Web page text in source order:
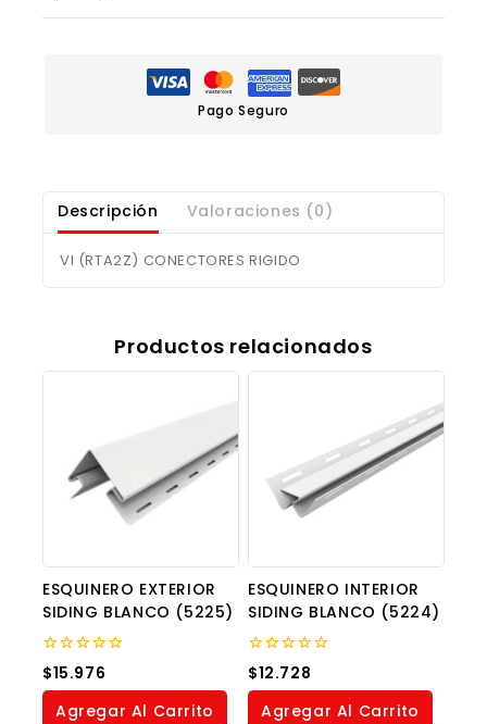
Pago Seguro
Descripción Valoraciones (0)
VI (RTA2Z) CONECTORES RIGIDO
Productos relacionados
ESQUINERO EXTERIOR
SIDING BLANCO (5225)
0
out
of
$15.976
Agregar Al Carrito
ESQUINERO INTERIOR
SIDING BLANCO (5224)
0
out
of
$12.728
Agregar Al Carrito